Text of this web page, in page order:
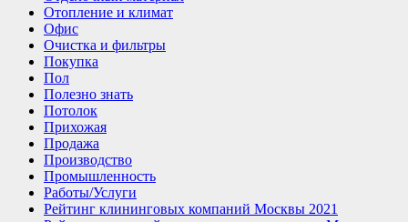
Отопление и климат
Офис
Очистка и фильтры
Покупка
Пол
Полезно знать
Потолок
Прихожая
Продажа
Производство
Промышленность
Работы/Услуги
Рейтинг клининговых компаний Москвы 2021